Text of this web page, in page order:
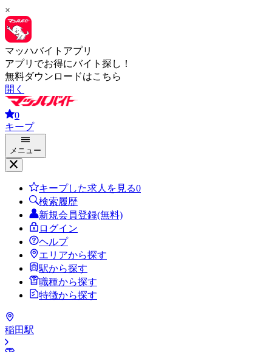
×
マッハバイトアプリ
アプリでお得にバイト探し！
無料ダウンロードはこちら
開く
0
キープ
メニュー
キープした求人を見る0
検索履歴
新規会員登録(無料)
ログイン
ヘルプ
エリアから探す
駅から探す
職種から探す
特徴から探す
稲田駅